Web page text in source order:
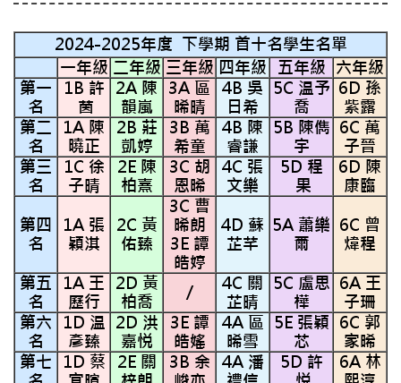
2024-2025年度 下學期 首十名學生名單
一年級 二年級 三年級 四年級 五年級 六年級
第一
名
1B 許
茵
2A 陳
韻嵐
3A 區
晞晴
4B 吳
日希
5C 温予
喬
6D 孫
紫露
第二
名
1A 陳
曉正
2B 莊
凱婷
3B 萬
希童
4B 陳
睿謙
5B 陳儁
宇
6C 萬
子晉
第三
名
1C 徐
子晴
2E 陳
柏熹
3C 胡
恩晞
4C 張
文樂
5D 程
果
6D 陳
康臨
第四
名
1A 張
穎淇
2C 黃
佑臻
3C 曹
晞朗
3E 譚
皓婷
4D 蘇
芷芊
5A 蕭樂
爾
6C 曾
煒程
第五
名
1A 王
歷行
2D 黃
柏喬
/
4C 關
芷晴
5C 盧思
樺
6A 王
子珊
第六
名
1D 温
彥臻
2D 洪
嘉悦
3E 譚
皓媱
4A 區
晞雪
5E 張穎
芯
6C 郭
家晞
第七
1D 蔡
2E 關
3B 余
4A 潘
5D 許
6A 林